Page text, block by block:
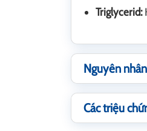
Triglycerid:
Nguyên
Các triệu